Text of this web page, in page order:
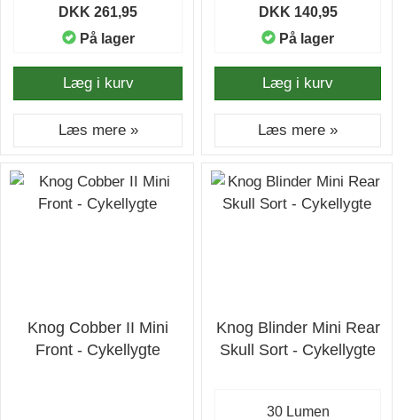
DKK 261,95
På lager
Læg i kurv
Læs mere »
DKK 140,95
På lager
Læg i kurv
Læs mere »
Knog Cobber II Mini
Front - Cykellygte
Knog Blinder Mini Rear
Skull Sort - Cykellygte
30 Lumen